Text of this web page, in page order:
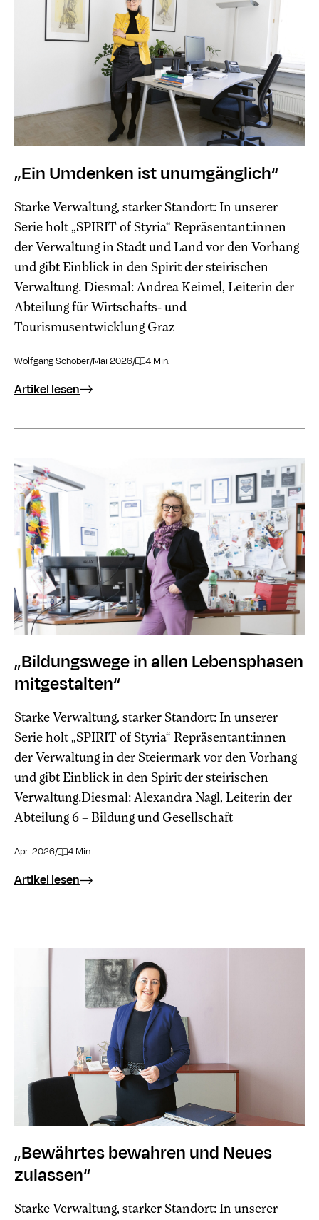
„Ein Umdenken ist unumgänglich“
Starke Verwaltung, starker Standort: In unserer
Serie holt „SPIRIT of Styria“ Repräsentant:innen
der Verwaltung in Stadt und Land vor den Vorhang
und gibt Einblick in den Spirit der steirischen
Verwaltung. Diesmal: Andrea Keimel, Leiterin der
Abteilung für Wirtschafts- und
Tourismusentwicklung Graz
Wolfgang Schober/Mai 2026/ 4 Min.
Artikel lesen
„Bildungswege in allen Lebensphasen
mitgestalten“
Starke Verwaltung, starker Standort: In unserer
Serie holt „SPIRIT of Styria“ Repräsentant:innen
der Verwaltung in der Steiermark vor den Vorhang
und gibt Einblick in den Spirit der steirischen
Verwaltung.Diesmal: Alexandra Nagl, Leiterin der
Abteilung 6 – Bildung und Gesellschaft
Apr. 2026/ 4 Min.
Artikel lesen
„Bewährtes bewahren und Neues
zulassen“
Starke Verwaltung, starker Standort: In unserer